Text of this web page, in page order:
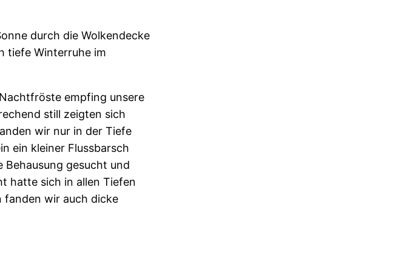
durch die Wolkendecke
tiefe Winterruhe im
empfing unsere
still zeigten sich
wir nur in der Tiefe
ein kleiner Flussbarsch
gesucht und
hatte sich in allen Tiefen
fanden wir auch dicke